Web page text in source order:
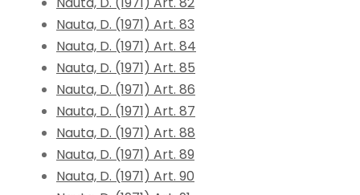
Nauta, D. (1971) Art. 83
Nauta, D. (1971) Art. 84
Nauta, D. (1971) Art. 85
Nauta, D. (1971) Art. 86
Nauta, D. (1971) Art. 87
Nauta, D. (1971) Art. 88
Nauta, D. (1971) Art. 89
Nauta, D. (1971) Art. 90